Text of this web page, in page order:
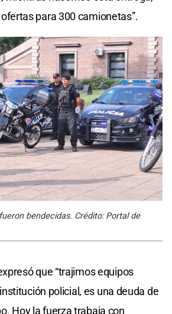
para 300 camionetas”.
bendecidas. Crédito: Portal de
que “trajimos equipos
policial, es una deuda de
Hoy la fuerza trabaja con